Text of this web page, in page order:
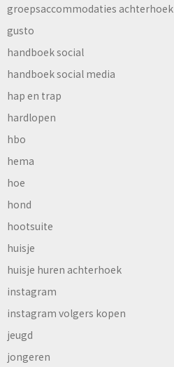
groepsaccommodaties achterhoek
gusto
handboek social
handboek social media
hap en trap
hardlopen
hbo
hema
hoe
hond
hootsuite
huisje
huisje huren achterhoek
instagram
instagram volgers kopen
jeugd
jongeren